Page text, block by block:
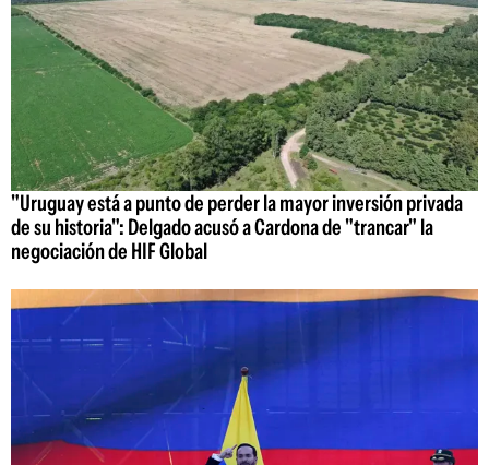
"Uruguay está a punto de perder la mayor inversión privada
de su historia": Delgado acusó a Cardona de "trancar" la
negociación de HIF Global